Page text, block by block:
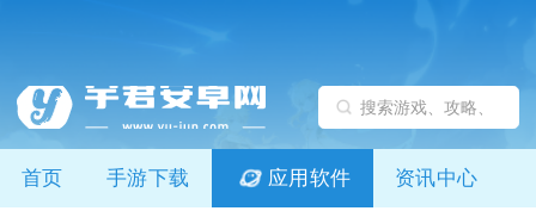
首页 手游下载 应用软件 资讯中心